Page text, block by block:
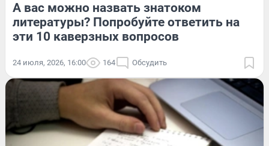
А вас можно назвать знатоком
литературы? Попробуйте ответить на
эти 10 каверзных вопросов
24 июля, 2026, 16:00 164 Обсудить